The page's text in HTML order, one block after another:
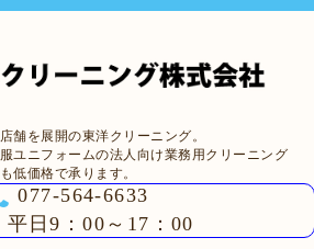
舗を展開の東洋クリーニング。
ユニフォームの法人向け業務用クリーニング
も低価格で承ります。
077-564-6633
日9：00～17：00